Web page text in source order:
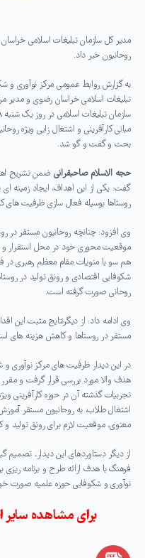
مدیر کل سازمان تبلیغات اسلامی خراسان
روحانیون خبر داد.
به گزارش روابط عمومی مرکز نوآوری و
تبلیغات اسلامی خراسان رضوی و مدیر
مبانی کارآفرینی و اشتغال زایی ویژه
بحث و گفت و گو شد.
حجه الاسلام صاحبقرانی ضمن تشریح
گفت: یکی از این اهداف، ایجاد زمینه
روستاها بوسیله فعال سازی ظرفیت های
وی افزود: چنانچه روحانیون مستقر در
موقعیت محوری خود در محل استقرار و
هم سو با منویات مقام معظم رهبری در
شکوفایی اقتصادی و رونق تولید در
روحانی صورت گرفته است.
وی ادامه داد: از دیگرنتایج مثبت این
مستقر در روستاها و کاهش هزینه های
در این دیدار ظرفیت های مرکز نوآوری
هدف والا مورد بررسی قرار گرفت و
تجربیات گذشته آن در حوزه کارآفرینی
اشتغال طلاب، به روحانیون مستقر
معنوی، موقعیت لازم برای رونق تولید و
از دیگر دستاوردهای این دیدار، تصمیم
فرهنگ با هدف ارائه طرح و برنامه
نوآوری و شکوفایی حوزه علمیه صورت
برای مشاهده سایر